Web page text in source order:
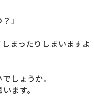
」
まったりしまいますよ
しょうか。
ます。